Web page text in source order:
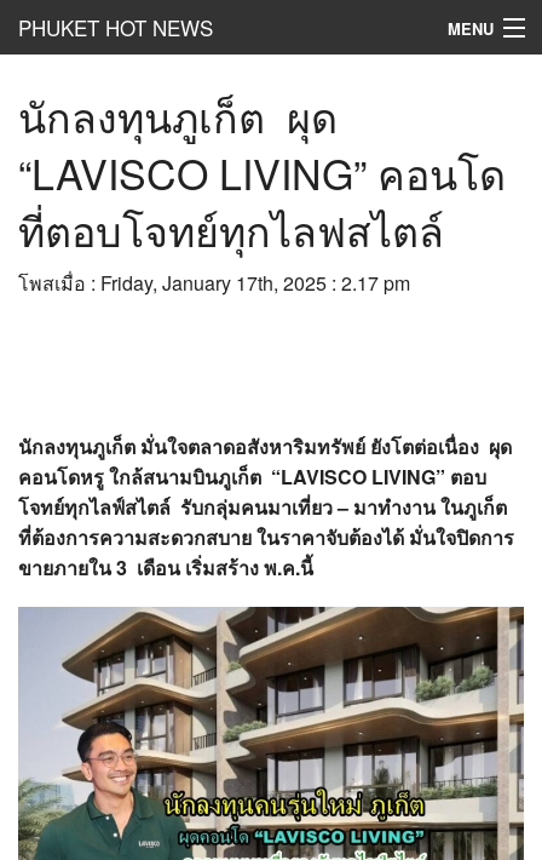
PHUKET HOT NEWS MENU
HotClip
HotList
Hot Gossip
HotBusiness
PR News
อยากบอกอยากเล่า
?>
นักลงทุนภูเก็ต ผุด
“LAVISCO LIVING” คอนโด
ที่ตอบโจทย์ทุกไลฟสไตล์
โพสเมื่อ : Friday, January 17th, 2025 : 2.17 pm
นักลงทุนภูเก็ต มั่นใจตลาดอสังหาริมทรัพย์ ยังโตต่อเนื่อง ผุด
คอนโดหรู ใกล้สนามบินภูเก็ต “LAVISCO LIVING” ตอบ
โจทย์ทุกไลฟ์สไตล์ รับกลุ่มคนมาเที่ยว – มาทำงาน ในภูเก็ต
ที่ต้องการความสะดวกสบาย ในราคาจับต้องได้ มั่นใจปิดการ
ขายภายใน 3 เดือน เริ่มสร้าง พ.ค.นี้